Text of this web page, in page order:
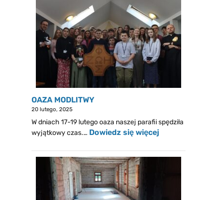
OAZA MODLITWY
20 lutego, 2025
W dniach 17-19 lutego oaza naszej parafii spędziła
wyjątkowy czas.… Dowiedz się więcej